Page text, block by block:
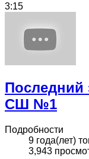
3:15
Последний
СШ №1
Подробности
9 года(лет)
3,943